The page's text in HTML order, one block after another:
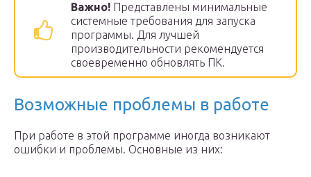
Важно! Представлены минимальные
системные требования для запуска
программы. Для лучшей
производительности рекомендуется
своевременно обновлять ПК.
Возможные проблемы в работе
При работе в этой программе иногда возникают
ошибки и проблемы. Основные из них: